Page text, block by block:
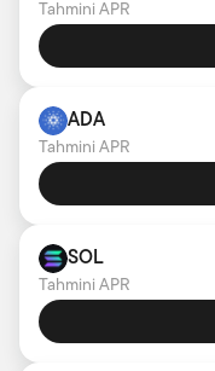
Tahmini APR
ADA
Tahmini APR
SOL
Tahmini APR